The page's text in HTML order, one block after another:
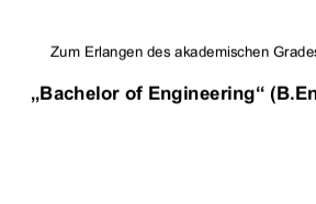
Zum Erlangen des akademischen
„Bachelor of Engineering“